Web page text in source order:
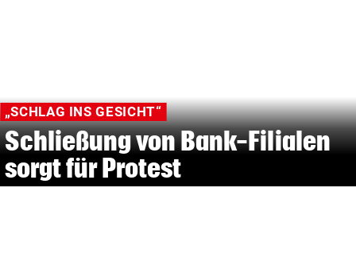
„SCHLAG INS GESICHT“
Schließung von Bank-Filialen
sorgt für Protest